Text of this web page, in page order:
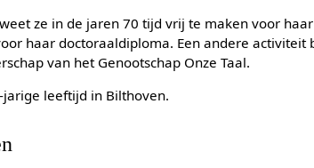
ze in de jaren 70 tijd vrij te maken voor
haar doctoraaldiploma. Een andere activiteit
van het Genootschap Onze Taal.
leeftijd in Bilthoven.